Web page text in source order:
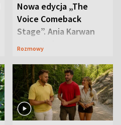
Nowa edycja „The
Voice Comeback
Stage”. Ania Karwan
zapowiada
Rozmowy